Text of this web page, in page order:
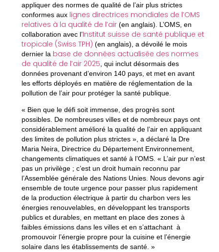
appliquer des normes de qualité de l’air plus strictes
conformes aux lignes directrices mondiales de l’OMS
relatives à la qualité de l’air(en anglais). L’OMS, en
collaboration avec l’Institut suisse de santé publique et
tropicale (Swiss TPH) (en anglais), a dévoilé le mois
dernier la base de données actualisée des normes
de qualité de l’air 2025 , qui inclut désormais des
données provenant d’environ 140 pays, et met en avant
les efforts déployés en matière de réglementation de la
pollution de l’air pour protéger la santé publique.
« Bien que le défi soit immense, des progrès sont
possibles. De nombreuses villes et de nombreux pays ont
considérablement amélioré la qualité de l’air en appliquant
des limites de pollution plus strictes », a déclaré la Dre
Maria Neira, Directrice du Département Environnement,
changements climatiques et santé à l’OMS. « L’air pur n’est
pas un privilège ; c’est un droit humain reconnu par
l’Assemblée générale des Nations Unies. Nous devons agir
ensemble de toute urgence pour passer plus rapidement
de la production électrique à partir du charbon vers les
énergies renouvelables, en développant les transports
publics et durables, en mettant en place des zones à
faibles émissions dans les villes et en s’attachant à
promouvoir l’énergie propre pour la cuisine et l’énergie
solaire dans les établissements de santé. »